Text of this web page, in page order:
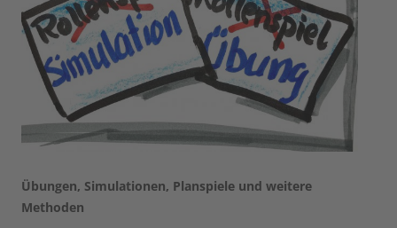
Übungen, Simulationen, Planspiele und weitere
Methoden